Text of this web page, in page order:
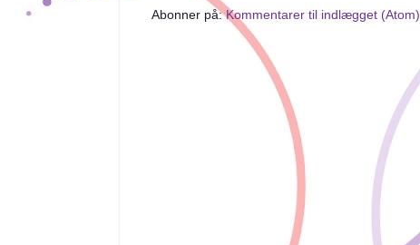
Abonner på:Kommentarer til indlægget (Atom)